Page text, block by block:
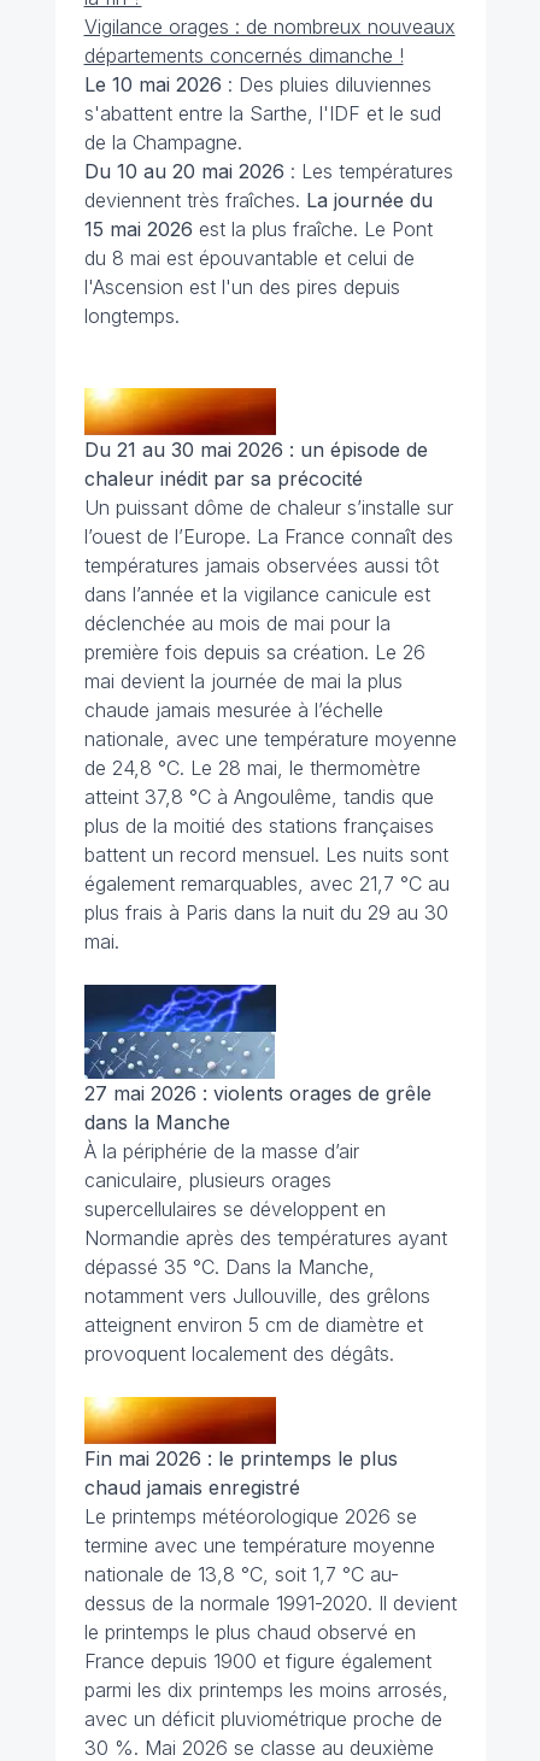
Vigilance orages : de nombreux nouveaux
départements concernés dimanche !
Le 10 mai 2026 : Des pluies diluviennes
s'abattent entre la Sarthe, l'IDF et le sud
de la Champagne.
Du 10 au 20 mai 2026 : Les températures
deviennent très fraîches. La journée du
15 mai 2026 est la plus fraîche. Le Pont
du 8 mai est épouvantable et celui de
l'Ascension est l'un des pires depuis
longtemps.
Du 21 au 30 mai 2026 : un épisode de
chaleur inédit par sa précocité
Un puissant dôme de chaleur s’installe sur
l’ouest de l’Europe. La France connaît des
températures jamais observées aussi tôt
dans l’année et la vigilance canicule est
déclenchée au mois de mai pour la
première fois depuis sa création. Le 26
mai devient la journée de mai la plus
chaude jamais mesurée à l’échelle
nationale, avec une température moyenne
de 24,8 °C. Le 28 mai, le thermomètre
atteint 37,8 °C à Angoulême, tandis que
plus de la moitié des stations françaises
battent un record mensuel. Les nuits sont
également remarquables, avec 21,7 °C au
plus frais à Paris dans la nuit du 29 au 30
mai.
27 mai 2026 : violents orages de grêle
dans la Manche
À la périphérie de la masse d’air
caniculaire, plusieurs orages
supercellulaires se développent en
Normandie après des températures ayant
dépassé 35 °C. Dans la Manche,
notamment vers Jullouville, des grêlons
atteignent environ 5 cm de diamètre et
provoquent localement des dégâts.
Fin mai 2026 : le printemps le plus
chaud jamais enregistré
Le printemps météorologique 2026 se
termine avec une température moyenne
nationale de 13,8 °C, soit 1,7 °C au-
dessus de la normale 1991-2020. Il devient
le printemps le plus chaud observé en
France depuis 1900 et figure également
parmi les dix printemps les moins arrosés,
avec un déficit pluviométrique proche de
30 %. Mai 2026 se classe au deuxième